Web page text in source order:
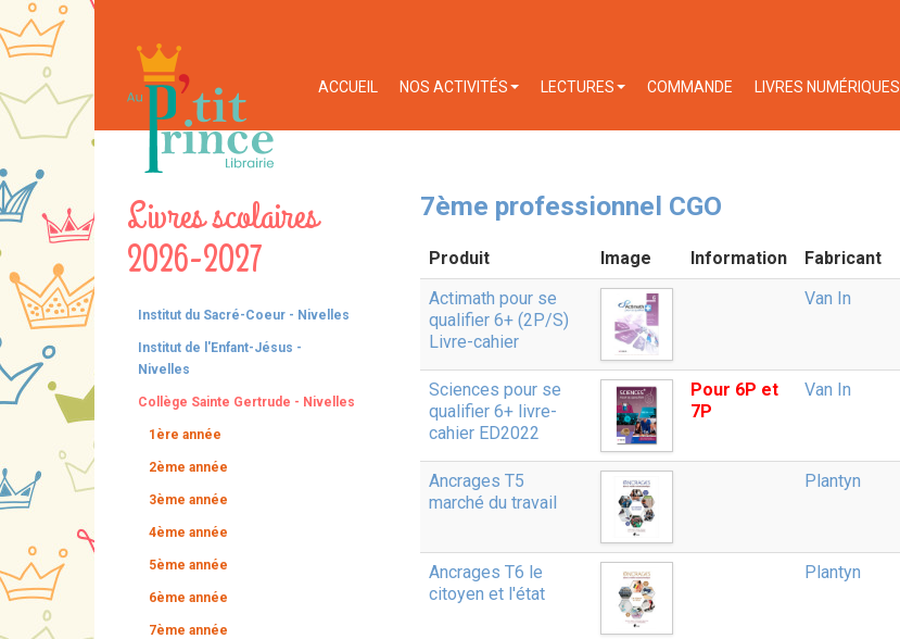
ACCUEIL NOS ACTIVITÉS LECTURES COMMANDE LIVRES NUMÉRIQUES
Livres scolaires
2026-2027
Institut du Sacré-Coeur - Nivelles
Institut de l'Enfant-Jésus -
Nivelles
Collège Sainte Gertrude - Nivelles
1ère année
2ème année
3ème année
4ème année
5ème année
6ème année
7ème année
7ème professionnel CGO
Produit Image Information Fabricant
Actimath pour se
qualifier 6+ (2P/S)
Livre-cahier
Van In
Sciences pour se
qualifier 6+ livre-
cahier ED2022
Pour 6P et
7P
Van In
Ancrages T5
marché du travail
Plantyn
Ancrages T6 le
citoyen et l'état
Plantyn